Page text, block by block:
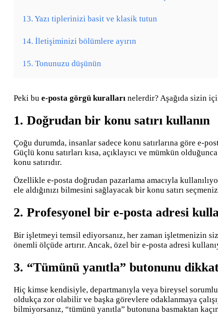
13. Yazı tiplerinizi basit ve klasik tutun
14. İletişiminizi bölümlere ayırın
15. Tonunuzu düşünün
Peki bu e-posta görgü kuralları nelerdir? Aşağıda sizin
1. Doğrudan bir konu satırı kullanın
Çoğu durumda, insanlar sadece konu satırlarına göre e-
Güçlü konu satırları kısa, açıklayıcı ve mümkün
konu satırıdır.
Özellikle e-posta doğrudan pazarlama amacıyla
ele aldığınızı bilmesini sağlayacak bir konu satırı
2. Profesyonel bir e-posta adresi
Bir işletmeyi temsil ediyorsanız, her zaman işletmenizin
önemli ölçüde artırır. Ancak, özel bir e-posta adresi
3. “Tümünü yanıtla” butonunu
Hiç kimse kendisiyle, departmanıyla veya bireysel
oldukça zor olabilir ve başka görevlere odaklanmaya
bilmiyorsanız, “tümünü yanıtla” butonuna basmaktan